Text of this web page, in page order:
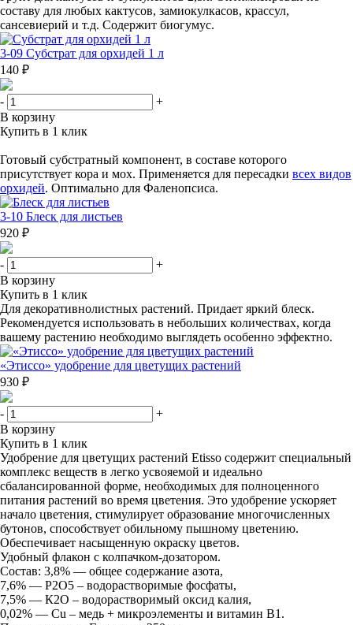
составу для любых кактусов, замиокулкасов, крассул,
сансевиерий и т.д. Содержит биогумус.
3-09 Субстрат для орхидей 1 л
140 ₽
-
+
В корзину
Купить в 1 клик
Готовый субстратный компонент, в составе которого
присутствует кора и мох. Применяется для пересадки всех видов
орхидей. Оптимально для Фаленопсиса.
3-10 Блеск для листьев
920 ₽
-
+
В корзину
Купить в 1 клик
Для декоративнолистных растений. Придает яркий блеск.
Рекомендуется использовать в небольших количествах, когда
вашему растению необходимо выглядеть особенно эффектно.
«Этиссо» удобрение для цветущих растений
930 ₽
-
+
В корзину
Купить в 1 клик
Удобрение для цветущих растений Etisso содержит специальный
комплекс веществ в легко усвояемой и идеально
сбалансированной форме, необходимых для полноценного
питания растений во время цветения. Это удобрение ускоряет
начало цветения, стимулирует образование многочисленных
бутонов, способствует обильному пышному цветению.
Обеспечивает насыщенную окраску цветов.
Удобный флакон с колпачком-дозатором.
Состав: 3,8% — общее содержание азота,
7,6% — Р2О5 – водорастворимые фосфаты,
7,5% — К2О – водорастворимый оксид калия,
0,02% — Cu – медь + микроэлементы и витамин В1.